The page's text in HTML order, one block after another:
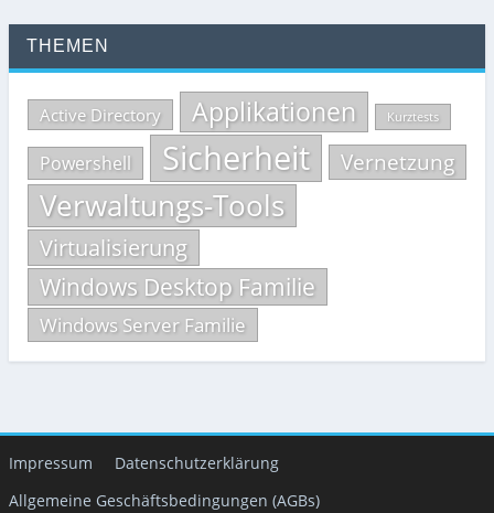
THEMEN
Active Directory Applikationen Kurztests
Powershell Sicherheit Vernetzung
Verwaltungs-Tools
Virtualisierung
Windows Desktop Familie
Windows Server Familie
Impressum
Datenschutzerklärung
Allgemeine Geschäftsbedingungen (AGBs)